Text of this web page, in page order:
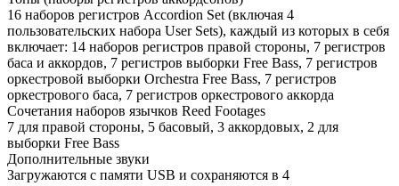
16 наборов регистров Accordion Set (включая 4
пользовательских набора User Sets), каждый из которых в себя
включает: 14 наборов регистров правой стороны, 7 регистров
баса и аккордов, 7 регистров выборки Free Bass, 7 регистров
оркестровой выборки Orchestra Free Bass, 7 регистров
оркестрового баса, 7 регистров оркестрового аккорда
Сочетания наборов язычков Reed Footages
7 для правой стороны, 5 басовый, 3 аккордовых, 2 для
выборки Free Bass
Дополнительные звуки
Загружаются с памяти USB и сохраняются в 4